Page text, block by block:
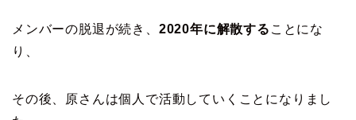
メンバーの脱退が続き、 2020年に解散する ことにな
り、
その後、原さんは個人で活動していくことになりまし